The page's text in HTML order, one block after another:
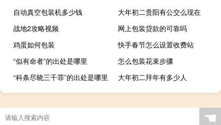
自动真空包装机多少钱
大年初二贵阳有公交么现在
战地2攻略视频
网上包装贷款的可靠吗
鸡蛋如何包装
快手春节怎么设置收费站
“似有命者”的出处是哪里
怎么包装花束步骤
“科条尽晓三千罪”的出处是哪里
大年初二拜年有多少人
☚